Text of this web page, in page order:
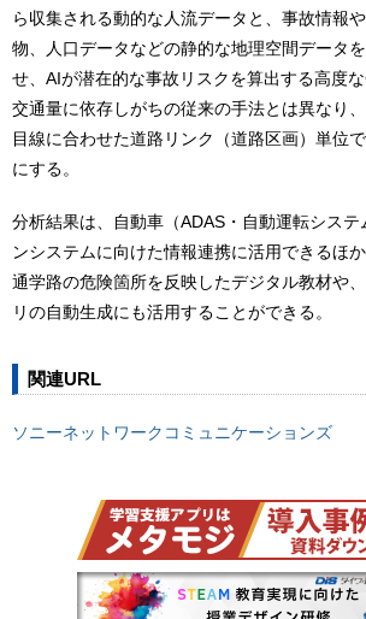
ら収集される動的な人流データと、事故情報
物、人口データなどの静的な地理空間データ
せ、AIが潜在的な事故リスクを算出する高度
交通量に依存しがちの従来の手法とは異なり
目線に合わせた道路リンク（道路区画）単位
にする。
分析結果は、自動車（ADAS・自動運転システ
ンシステムに向けた情報連携に活用できるほ
通学路の危険箇所を反映したデジタル教材や
リの自動生成にも活用することができる。
関連URL
ソニーネットワークコミュニケーションズ